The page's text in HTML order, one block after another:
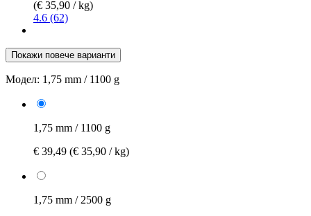
(€ 35,90 / kg)
4.6 (62)
Покажи повече варианти
Модел: 1,75 mm / 1100 g
1,75 mm / 1100 g
€ 39,49 (€ 35,90 / kg)
1,75 mm / 2500 g